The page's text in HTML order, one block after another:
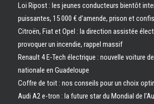
Loi Ripost : les jeunes conducteurs bientôt
puissantes, 15 000 € d’amende, prison et
Citroën, Fiat et Opel : la direction assistée
provoquer un incendie, rappel massif
Renault 4 E-Tech électrique : nouvelle voiture
nationale en Guadeloupe
Coffre de toit : nos conseils pour un choix
Audi A2 e-tron : la future star du Mondial de